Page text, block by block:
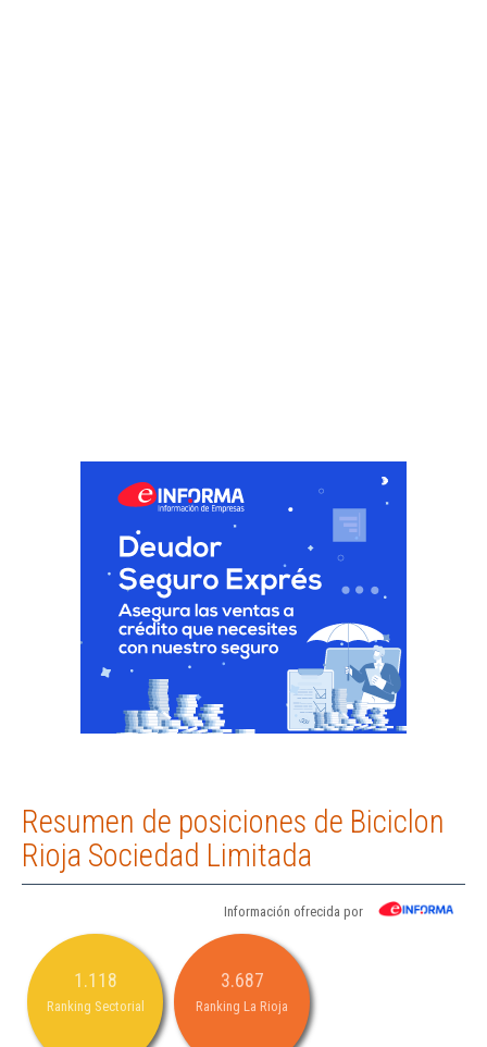
Resumen de posiciones de Biciclon
Rioja Sociedad Limitada
Información ofrecida por
1.118
Ranking Sectorial
3.687
Ranking La Rioja